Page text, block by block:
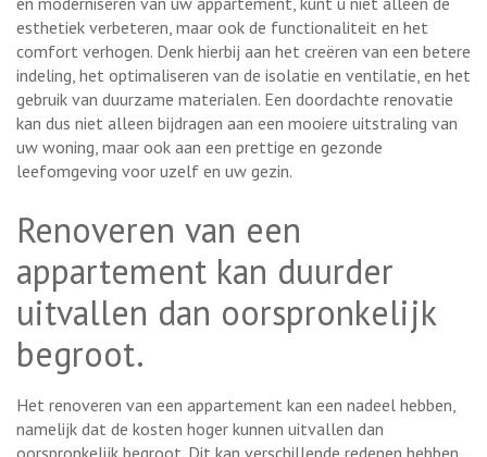
esthetiek verbeteren, maar ook de functionaliteit en het
comfort verhogen. Denk hierbij aan het creëren van een betere
indeling, het optimaliseren van de isolatie en ventilatie, en het
gebruik van duurzame materialen. Een doordachte renovatie
kan dus niet alleen bijdragen aan een mooiere uitstraling van
uw woning, maar ook aan een prettige en gezonde
leefomgeving voor uzelf en uw gezin.
Renoveren van een
appartement kan duurder
uitvallen dan oorspronkelijk
begroot.
Het renoveren van een appartement kan een nadeel hebben,
namelijk dat de kosten hoger kunnen uitvallen dan